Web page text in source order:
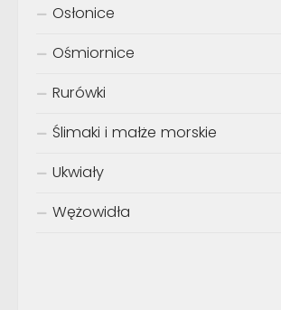
Osłonice
Ośmiornice
Rurówki
Ślimaki i małże morskie
Ukwiały
Wężowidła